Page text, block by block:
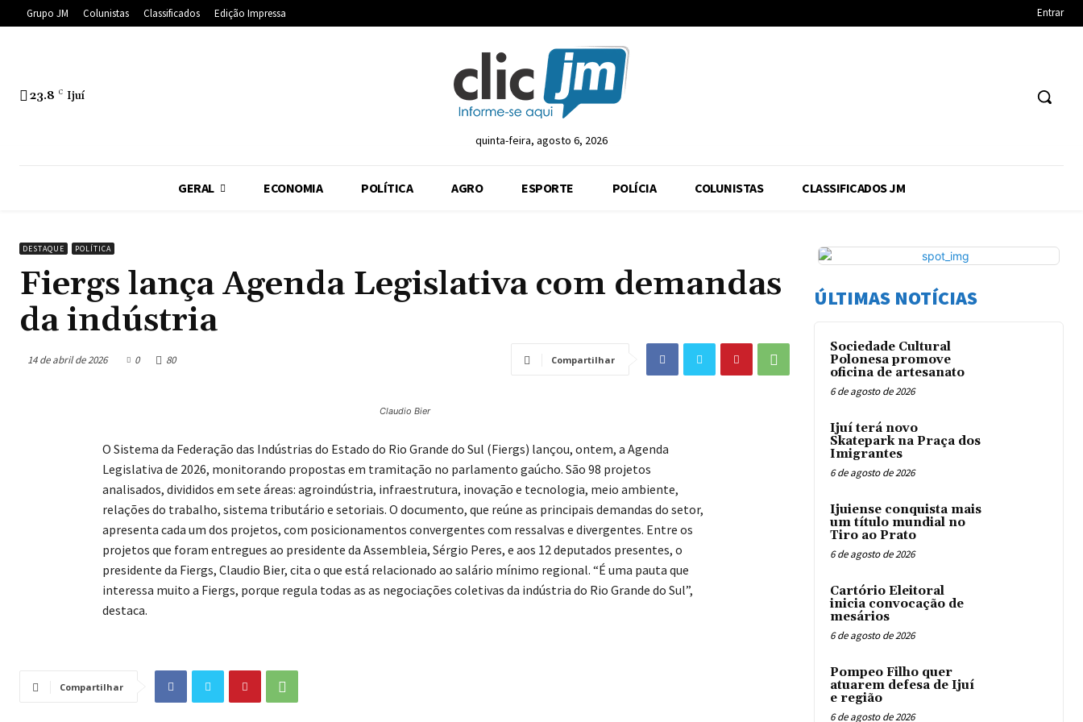
Grupo JM Colunistas Classificados Edição Impressa Entrar
23.8 C Ijuí
quinta-feira, agosto 6, 2026
GERAL ECONOMIA POLÍTICA AGRO ESPORTE POLÍCIA COLUNISTAS CLASSIFICADOS JM
DESTAQUE POLÍTICA
Fiergs lança Agenda Legislativa com demandas
da indústria
14 de abril de 2026 0 80 Compartilhar
Claudio Bier
O Sistema da Federação das Indústrias do Estado do Rio Grande do Sul (Fiergs) lançou, ontem, a Agenda
Legislativa de 2026, monitorando propostas em tramitação no parlamento gaúcho. São 98 projetos
analisados, divididos em sete áreas: agroindústria, infraestrutura, inovação e tecnologia, meio ambiente,
relações do trabalho, sistema tributário e setoriais. O documento, que reúne as principais demandas do setor,
apresenta cada um dos projetos, com posicionamentos convergentes com ressalvas e divergentes. Entre os
projetos que foram entregues ao presidente da Assembleia, Sérgio Peres, e aos 12 deputados presentes, o
presidente da Fiergs, Claudio Bier, cita o que está relacionado ao salário mínimo regional. “É uma pauta que
interessa muito a Fiergs, porque regula todas as as negociações coletivas da indústria do Rio Grande do Sul”,
destaca.
Compartilhar
ÚLTIMAS NOTÍCIAS
Sociedade Cultural
Polonesa promove
oficina de artesanato
6 de agosto de 2026
Ijuí terá novo
Skatepark na Praça dos
Imigrantes
6 de agosto de 2026
Ijuiense conquista mais
um título mundial no
Tiro ao Prato
6 de agosto de 2026
Cartório Eleitoral
inicia convocação de
mesários
6 de agosto de 2026
Pompeo Filho quer
atuarem defesa de Ijuí
e região
6 de agosto de 2026